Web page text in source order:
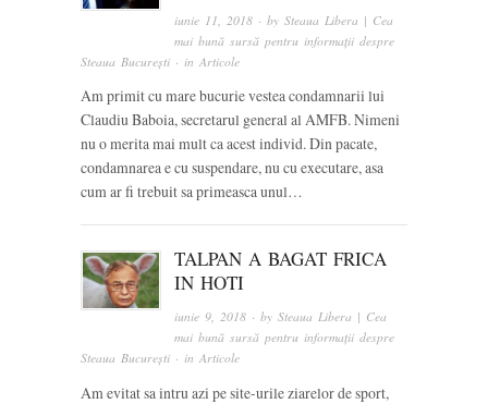
iunie 11, 2018 · bySteaua Libera | Cea
mai bună sursă pentru informații despre
Steaua București · in Articole
Am primit cu mare bucurie vestea condamnarii lui
Claudiu Baboia, secretarul general al AMFB. Nimeni
nu o merita mai mult ca acest individ. Din pacate,
condamnarea e cu suspendare, nu cu executare, asa
cum ar fi trebuit sa primeasca unul…
TALPAN A BAGAT FRICA
IN HOTI
iunie 9, 2018 · bySteaua Libera | Cea
mai bună sursă pentru informații despre
Steaua București · in Articole
Am evitat sa intru azi pe site-urile ziarelor de sport,